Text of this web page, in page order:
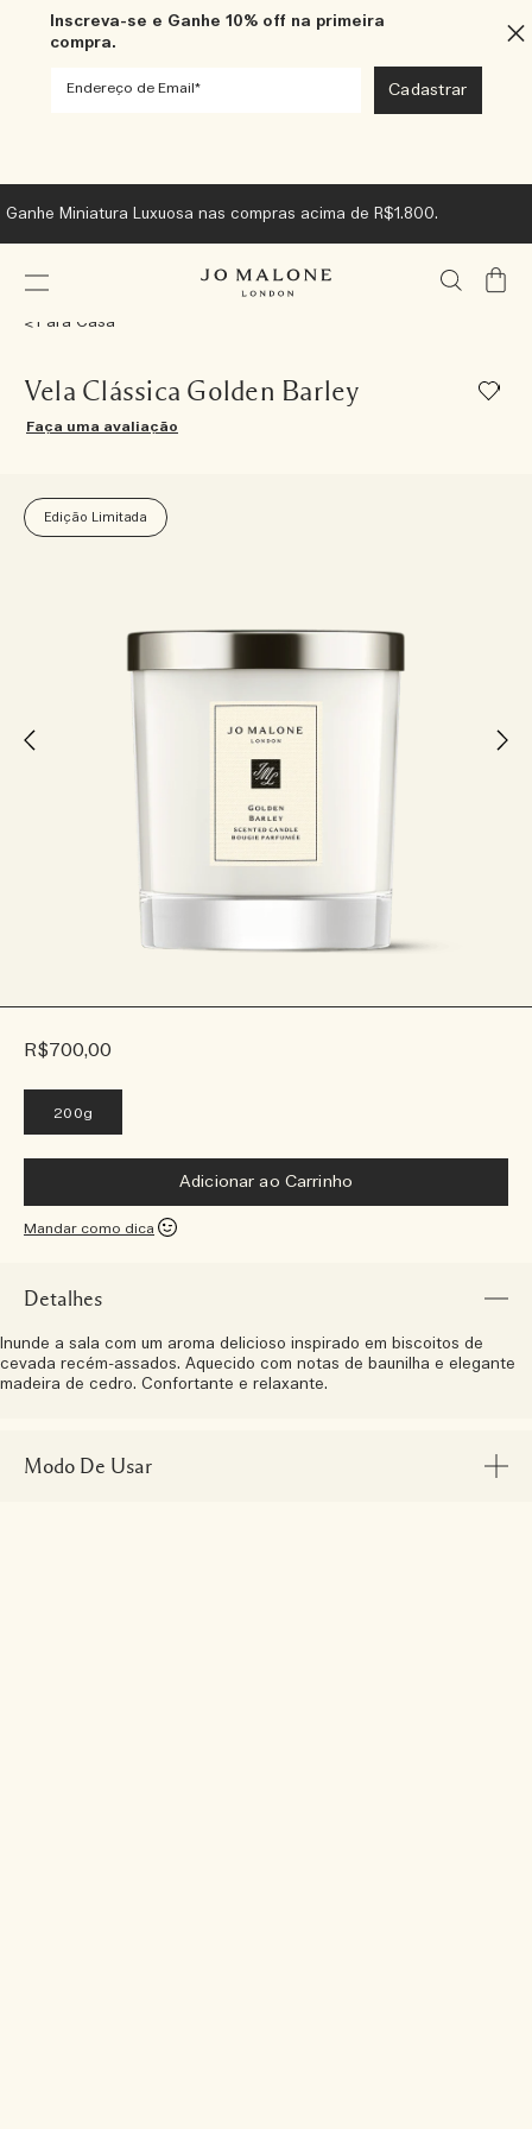
Inscreva-se e Ganhe 10% off na primeira
compra.
Ganhe Miniatura Luxuosa nas compras acima de R$1.800.
Meu
Para Casa
Vela Clássica Golden Barley
Faça uma avaliação
Edição Limitada
R$700,00
200g
Adicionar ao Carrinho
Mandar como dica
Detalhes
Inunde a sala com um aroma delicioso inspirado em biscoitos de
cevada recém-assados. Aquecido com notas de baunilha e elegante
madeira de cedro. Confortante e relaxante.
Modo De Usar